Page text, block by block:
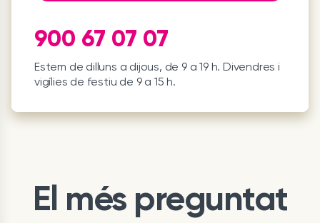
900 67 07 07
Estem de dilluns a dijous, de 9 a 19 h. Divendres i
vigílies de festiu de 9 a 15 h.
El més preguntat